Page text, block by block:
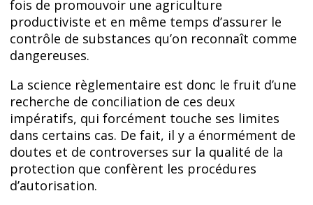
fois de promouvoir une agriculture
productiviste et en même temps d’assurer le
contrôle de substances qu’on reconnaît comme
dangereuses.
La science règlementaire est donc le fruit d’une
recherche de conciliation de ces deux
impératifs, qui forcément touche ses limites
dans certains cas. De fait, il y a énormément de
doutes et de controverses sur la qualité de la
protection que confèrent les procédures
d’autorisation.